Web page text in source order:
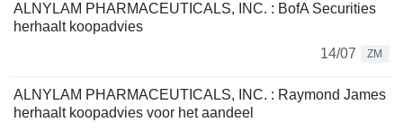
ALNYLAM PHARMACEUTICALS, INC. : BofA Securities
herhaalt koopadvies
14/07
ZM
ALNYLAM PHARMACEUTICALS, INC. : Raymond James
herhaalt koopadvies voor het aandeel